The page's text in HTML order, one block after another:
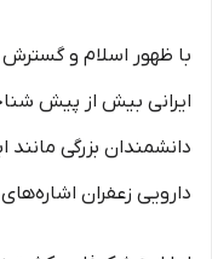
ایرانی بیش از پیش
دانشمندان بزرگی
دارویی زعفران